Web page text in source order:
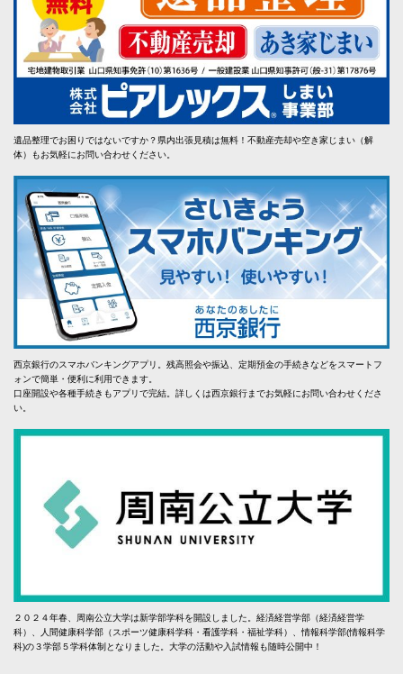
遺品整理でお困りではないですか？県内出張見積は無料！不動産売却や空き家じまい（解
体）もお気軽にお問い合わせください。
西京銀行のスマホバンキングアプリ。残高照会や振込、定期預金の手続きなどをスマートフ
ォンで簡単・便利に利用できます。
口座開設や各種手続きもアプリで完結。詳しくは西京銀行までお気軽にお問い合わせくださ
い。
２０２４年春、周南公立大学は新学部学科を開設しました。経済経営学部（経済経営学
科）、人間健康科学部（スポーツ健康科学科・看護学科・福祉学科）、情報科学部(情報科学
科)の３学部５学科体制となりました。大学の活動や入試情報も随時公開中！